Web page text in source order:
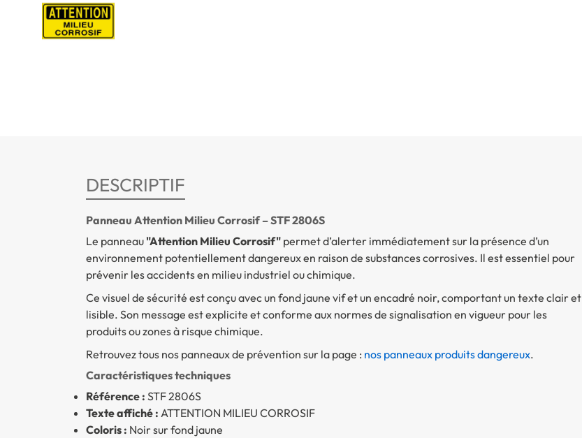
DESCRIPTIF
Panneau Attention Milieu Corrosif – STF 2806S
Le panneau "Attention Milieu Corrosif"permet d’alerter immédiatement sur la présence d’un
environnement potentiellement dangereux en raison de substances corrosives. Il est essentiel pour
prévenir les accidents en milieu industriel ou chimique.
Ce visuel de sécurité est conçu avec un fond jaune vif et un encadré noir, comportant un texte clair et
lisible. Son message est explicite et conforme aux normes de signalisation en vigueur pour les
produits ou zones à risque chimique.
Retrouvez tous nos panneaux de prévention sur la page : nos panneaux produits dangereux.
Caractéristiques techniques
Référence : STF 2806S
Texte affiché : ATTENTION MILIEU CORROSIF
Coloris : Noir sur fond jaune